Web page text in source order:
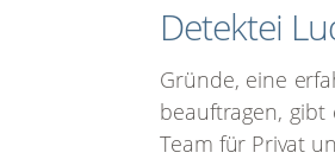
Detek­tei
Grün­de, eine
beauf­tra­gen,
Team für Pri­vat